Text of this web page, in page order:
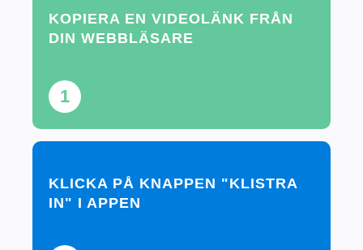
1
KOPIERA EN VIDEOLÄNK FRÅN
DIN WEBBLÄSARE
KLICKA PÅ KNAPPEN "KLISTRA
IN" I APPEN